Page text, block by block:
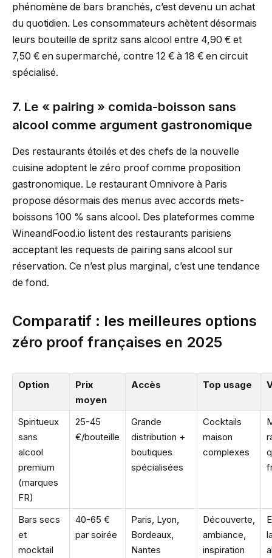
phénomène de bars branchés, c’est devenu un achat
du quotidien. Les consommateurs achètent désormais
leurs bouteille de spritz sans alcool entre 4,90 € et
7,50 € en supermarché, contre 12 € à 18 € en circuit
spécialisé.
7. Le « pairing » comida-boisson sans
alcool comme argument gastronomique
Des restaurants étoilés et des chefs de la nouvelle
cuisine adoptent le zéro proof comme proposition
gastronomique. Le restaurant Omnivore à Paris
propose désormais des menus avec accords mets-
boissons 100 % sans alcool. Des plateformes comme
WineandFood.io listent des restaurants parisiens
acceptant les requests de pairing sans alcool sur
réservation. Ce n’est plus marginal, c’est une tendance
de fond.
Comparatif : les meilleures options
zéro proof françaises en 2025
Option
Prix
moyen
Accès Top usage
Spiritueux
sans
alcool
premium
(marques
FR)
25-45
€/bouteille
Grande
distribution +
boutiques
spécialisées
Cocktails
maison
complexes
Bars secs
et
mocktail
40-65 €
par soirée
Paris, Lyon,
Bordeaux,
Nantes
Découverte,
ambiance,
inspiration